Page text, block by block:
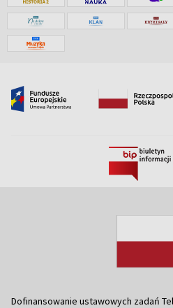
Dofinansowanie ustawowych zadań